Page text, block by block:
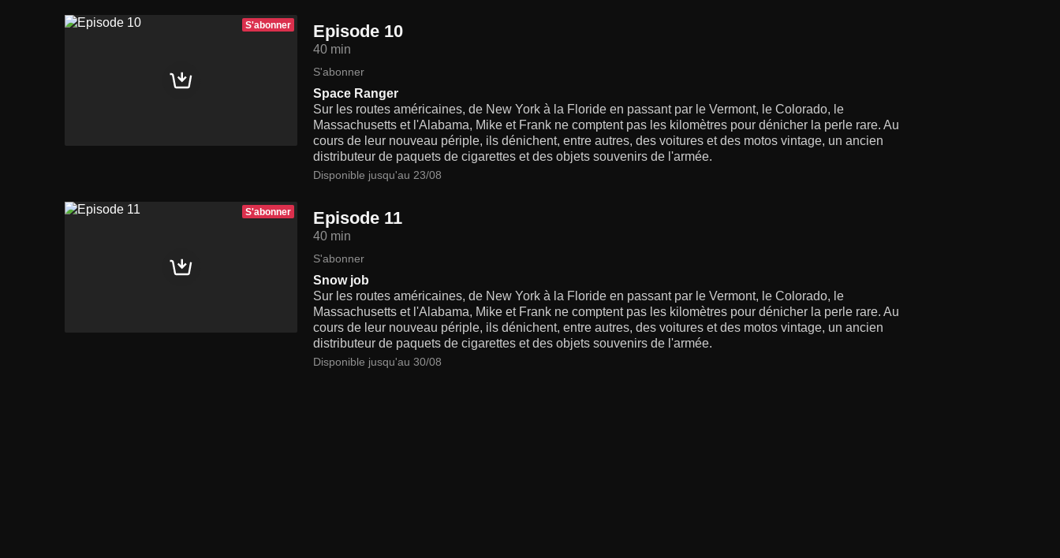
S'abonner Episode 10
40 min
S'abonner
Space Ranger
Sur les routes américaines, de New York à la Floride en passant par le Vermont, le Colorado, le
Massachusetts et l'Alabama, Mike et Frank ne comptent pas les kilomètres pour dénicher la perle rare. Au
cours de leur nouveau périple, ils dénichent, entre autres, des voitures et des motos vintage, un ancien
distributeur de paquets de cigarettes et des objets souvenirs de l'armée.
Disponible jusqu'au 23/08
S'abonner Episode 11
40 min
S'abonner
Snow job
Sur les routes américaines, de New York à la Floride en passant par le Vermont, le Colorado, le
Massachusetts et l'Alabama, Mike et Frank ne comptent pas les kilomètres pour dénicher la perle rare. Au
cours de leur nouveau périple, ils dénichent, entre autres, des voitures et des motos vintage, un ancien
distributeur de paquets de cigarettes et des objets souvenirs de l'armée.
Disponible jusqu'au 30/08